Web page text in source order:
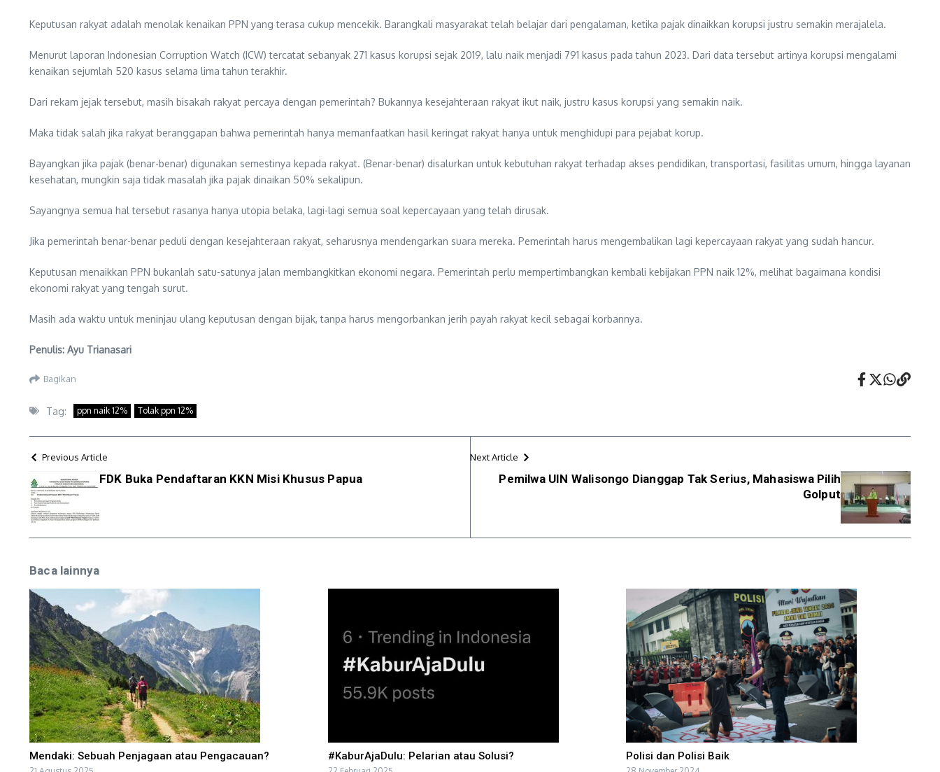
Keputusan rakyat adalah menolak kenaikan PPN yang terasa cukup mencekik. Barangkali masyarakat telah belajar dari pengalaman, ketika pajak dinaikkan korupsi justru semakin merajalela.
Menurut laporan Indonesian Corruption Watch (ICW) tercatat sebanyak 271 kasus korupsi sejak 2019, lalu naik menjadi 791 kasus pada tahun 2023. Dari data tersebut artinya korupsi mengalami
kenaikan sejumlah 520 kasus selama lima tahun terakhir.
Dari rekam jejak tersebut, masih bisakah rakyat percaya dengan pemerintah? Bukannya kesejahteraan rakyat ikut naik, justru kasus korupsi yang semakin naik.
Maka tidak salah jika rakyat beranggapan bahwa pemerintah hanya memanfaatkan hasil keringat rakyat hanya untuk menghidupi para pejabat korup.
Bayangkan jika pajak (benar-benar) digunakan semestinya kepada rakyat. (Benar-benar) disalurkan untuk kebutuhan rakyat terhadap akses pendidikan, transportasi, fasilitas umum, hingga layanan
kesehatan, mungkin saja tidak masalah jika pajak dinaikan 50% sekalipun.
Sayangnya semua hal tersebut rasanya hanya utopia belaka, lagi-lagi semua soal kepercayaan yang telah dirusak.
Jika pemerintah benar-benar peduli dengan kesejahteraan rakyat, seharusnya mendengarkan suara mereka. Pemerintah harus mengembalikan lagi kepercayaan rakyat yang sudah hancur.
Keputusan menaikkan PPN bukanlah satu-satunya jalan membangkitkan ekonomi negara. Pemerintah perlu mempertimbangkan kembali kebijakan PPN naik 12%, melihat bagaimana kondisi
ekonomi rakyat yang tengah surut.
Masih ada waktu untuk meninjau ulang keputusan dengan bijak, tanpa harus mengorbankan jerih payah rakyat kecil sebagai korbannya.
Penulis: Ayu Trianasari
Bagikan
Tag: ppn naik 12% Tolak ppn 12%
Previous Article
FDK Buka Pendaftaran KKN Misi Khusus Papua
Next Article
Pemilwa UIN Walisongo Dianggap Tak Serius, Mahasiswa Pilih
Golput
Baca lainnya
Mendaki: Sebuah Penjagaan atau Pengacauan? #KaburAjaDulu: Pelarian atau Solusi? Polisi dan Polisi Baik